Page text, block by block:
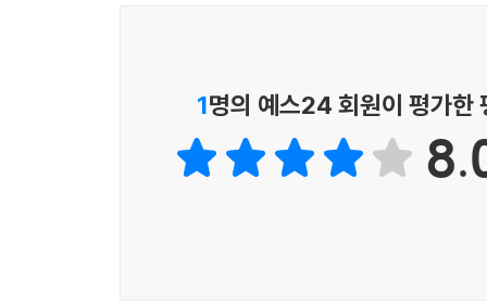
청소년소설을 독서토론 도서로 선정하고 발문을
청소년소설은 청소년들이 주로 고민하는 가족관
주인공으로 등장하기 때문에 학생들이 이야기와
1명의 예스24 회원이 평가한